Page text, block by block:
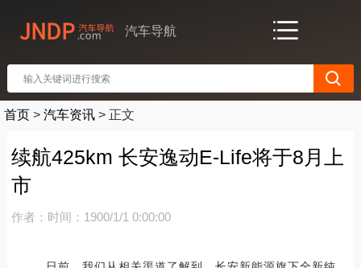
汽车导航
首页 > 汽车资讯 > 正文
续航425km 长安逸动E-Life将于8月上
市
作者： 时间：1900/1/1 0:00:00